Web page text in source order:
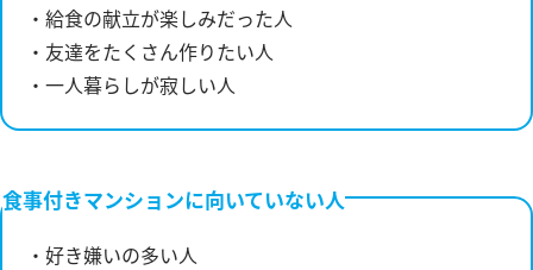
・給食の献立が楽しみだった人
・友達をたくさん作りたい人
・一人暮らしが寂しい人
食事付きマンションに向いていない人
・好き嫌いの多い人